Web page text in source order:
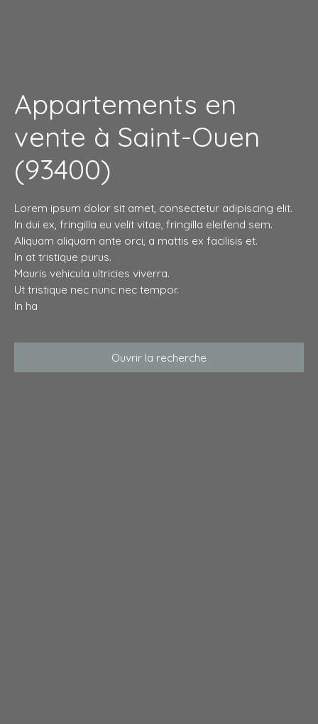
Appartements en
vente à Saint-Ouen
(93400)
Lorem ipsum dolor sit amet, consectetur adipiscing elit.
In dui ex, fringilla eu velit vitae, fringilla eleifend sem.
Aliquam aliquam ante orci, a mattis ex facilisis et.
In at tristique purus.
Mauris vehicula ultricies viverra.
Ut tristique nec nunc nec tempor.
In ha
Ouvrir la recherche